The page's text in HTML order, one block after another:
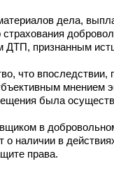
дела,
ДТП, признанным
что
мнением
была
в
о наличии в
права.